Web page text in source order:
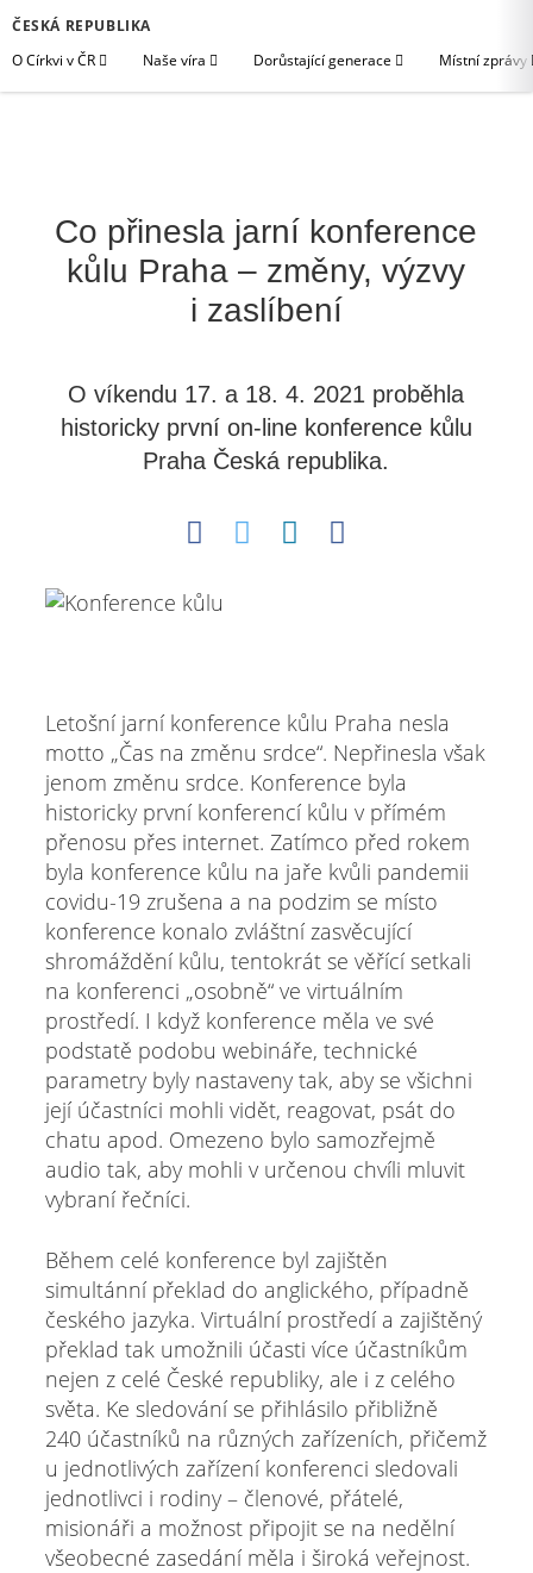
ČESKÁ REPUBLIKA
O Církvi v ČR
Naše víra Dorůstající generace Místní zprávy
Co přinesla jarní konference
kůlu Praha – změny, výzvy
i zaslíbení
O víkendu 17. a 18. 4. 2021 proběhla
historicky první on-line konference kůlu
Praha Česká republika.
Letošní jarní konference kůlu Praha nesla
motto „Čas na změnu srdce“. Nepřinesla však
jenom změnu srdce. Konference byla
historicky první konferencí kůlu v přímém
přenosu přes internet. Zatímco před rokem
byla konference kůlu na jaře kvůli pandemii
covidu-19 zrušena a na podzim se místo
konference konalo zvláštní zasvěcující
shromáždění kůlu, tentokrát se věřící setkali
na konferenci „osobně“ ve virtuálním
prostředí. I když konference měla ve své
podstatě podobu webináře, technické
parametry byly nastaveny tak, aby se všichni
její účastníci mohli vidět, reagovat, psát do
chatu apod. Omezeno bylo samozřejmě
audio tak, aby mohli v určenou chvíli mluvit
vybraní řečníci.
Během celé konference byl zajištěn
simultánní překlad do anglického, případně
českého jazyka. Virtuální prostředí a zajištěný
překlad tak umožnili účasti více účastníkům
nejen z celé České republiky, ale i z celého
světa. Ke sledování se přihlásilo přibližně
240 účastníků na různých zařízeních, přičemž
u jednotlivých zařízení konferenci sledovali
jednotlivci i rodiny – členové, přátelé,
misionáři a možnost připojit se na nedělní
všeobecné zasedání měla i široká veřejnost.